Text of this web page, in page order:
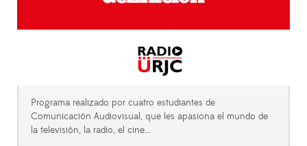
Programa realizado por cuatro estudiantes de
Comunicación Audiovisual, que les apasiona el mundo de
la televisión, la radio, el cine…